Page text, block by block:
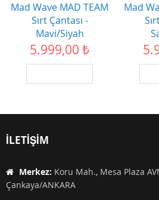
Mad Wave MAD TEAM
Sırt Çantası -
Mavi/Siyah
5.999,00 ₺
Mad
İLETIŞIM
Merkez: Koru Mah., Mesa Plaza
Çankaya/ANKARA